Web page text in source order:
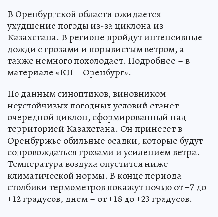
В Оренбургской области ожидается
ухудшение погоды из-за циклона из
Казахстана. В регионе пройдут интенсивные
дожди с грозами и порывистым ветром, а
также немного похолодает. Подробнее – в
материале «КП – Оренбург».
По данным синоптиков, виновником
неустойчивых погодных условий станет
очередной циклон, сформированный над
территорией Казахстана. Он принесет в
Оренбуржье обильные осадки, которые будут
сопровождаться грозами и усилением ветра.
Температура воздуха опустится ниже
климатической нормы. В конце периода
столбики термометров покажут ночью от +7 до
+12 градусов, днем – от +18 до +23 градусов.